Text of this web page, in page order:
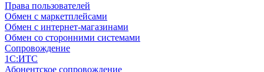
Права пользователей
Обмен с маркетплейсами
Обмен с интернет-магазинами
Обмен со сторонними системами
Сопровождение
1C:ИТС
Абонентское сопровождение